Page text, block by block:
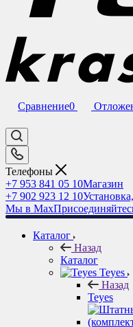
Сравнение0
Телефоны
+7 953 841 05 10Магазин
+7 902 923 12 10
Мы в Max
Каталог
Назад
Каталог
Teyes
Назад
Teyes